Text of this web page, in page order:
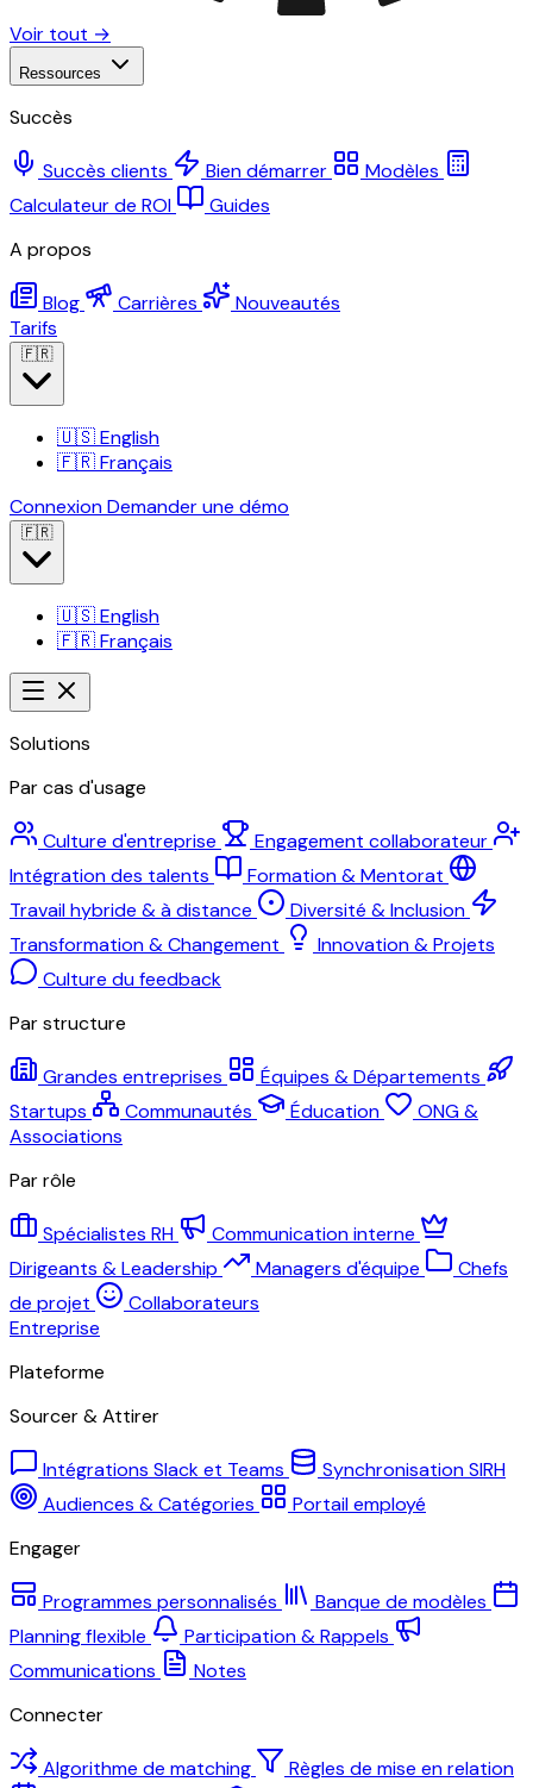
Voir tout →
Ressources
Succès
Succès clients Bien démarrer
Modèles
Calculateur de ROI
Guides
A propos
Blog Carrières
Nouveautés
Tarifs
🇫🇷
🇺🇸English
🇫🇷Français
ConnexionDemander une démo
🇫🇷
🇺🇸English
🇫🇷Français
Solutions
Par cas d'usage
Culture d'entreprise
Engagement collaborateur
Intégration des talents
Formation & Mentorat
Travail hybride & à distance
Diversité & Inclusion
Transformation & Changement
Innovation & Projets
Culture du feedback
Par structure
Grandes entreprises
Équipes & Départements
Startups
Communautés Éducation
ONG &
Associations
Par rôle
Spécialistes RH
Communication interne
Dirigeants & Leadership
Managers d'équipe
Chefs
de projet
Collaborateurs
Entreprise
Plateforme
Sourcer & Attirer
Intégrations Slack et Teams
Synchronisation SIRH
Audiences & Catégories
Portail employé
Engager
Programmes personnalisés
Banque de modèles
Planning flexible
Participation & Rappels
Communications
Notes
Connecter
Algorithme de matching
Règles de mise en relation